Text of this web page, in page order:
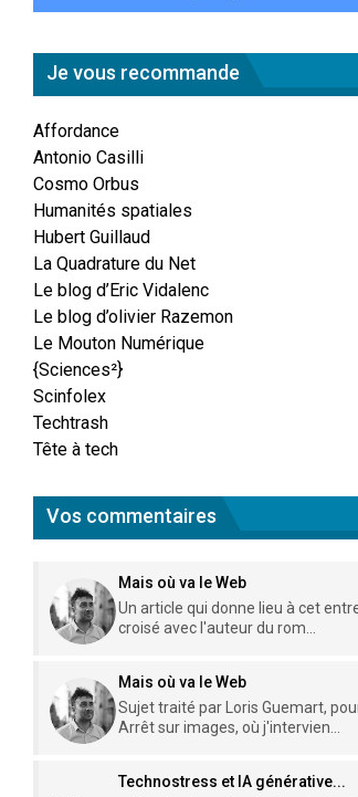
Je vous recommande
Affordance
Antonio Casilli
Cosmo Orbus
Humanités spatiales
Hubert Guillaud
La Quadrature du Net
Le blog d’Eric Vidalenc
Le blog d’olivier Razemon
Le Mouton Numérique
{Sciences²}
Scinfolex
Techtrash
Tête à tech
Vos commentaires
Mais où va le Web
Un article qui donne lieu à cet
croisé avec l'auteur du rom...
Mais où va le Web
Sujet traité par Loris Guemart,
Arrêt sur images, où j'intervien...
Technostress et IA générative...